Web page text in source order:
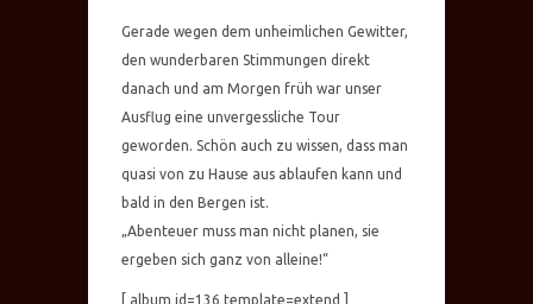
Gerade wegen dem unheimlichen Gewitter,
den wunderbaren Stimmungen direkt
danach und am Morgen früh war unser
Ausflug eine unvergessliche Tour
geworden. Schön auch zu wissen, dass man
quasi von zu Hause aus ablaufen kann und
bald in den Bergen ist.
„Abenteuer muss man nicht planen, sie
ergeben sich ganz von alleine!“
[ album id=136 template=extend ]